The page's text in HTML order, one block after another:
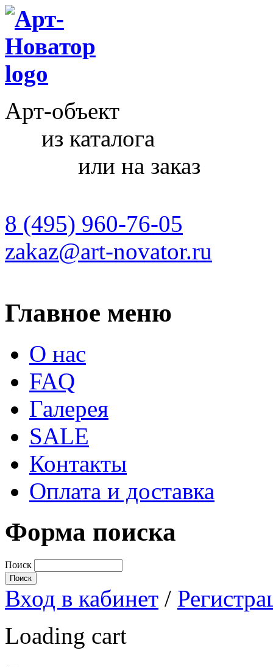
Арт-объект
из каталога
или на заказ
8 (495) 960-76-05
zakaz@art-novator.ru
Главное меню
О нас
FAQ
Галерея
SALE
Контакты
Оплата и доставка
Форма поиска
Поиск
Вход в кабинет /
Loading cart